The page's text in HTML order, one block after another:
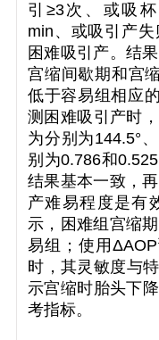
引≥3次、或吸
min、或吸引产
困难吸引产。结
宫缩间歇期和宫
低于容易组相应
测困难吸引产时
为分别为144.5°
别为0.786和
结果基本一致，
产难易程度是有
示，困难组宫缩
易组；使用
时，其灵敏度与
示宫缩时胎头下
考指标。